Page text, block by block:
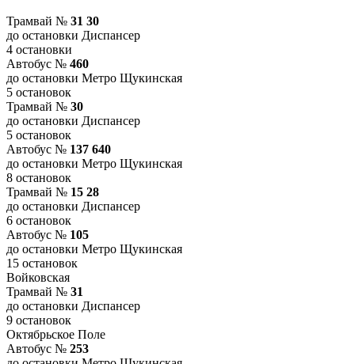
Трамвай № 31 30
до остановки Диспансер
4 остановки
Автобус № 460
до остановки Метро Щукинская
5 остановок
Трамвай № 30
до остановки Диспансер
5 остановок
Автобус № 137 640
до остановки Метро Щукинская
8 остановок
Трамвай № 15 28
до остановки Диспансер
6 остановок
Автобус № 105
до остановки Метро Щукинская
15 остановок
Войковская
Трамвай № 31
до остановки Диспансер
9 остановок
Октябрьское Поле
Автобус № 253